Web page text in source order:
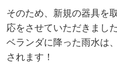
そのため、新規の器具を
応をさせていただきました
ベランダに降った雨水は
されます！